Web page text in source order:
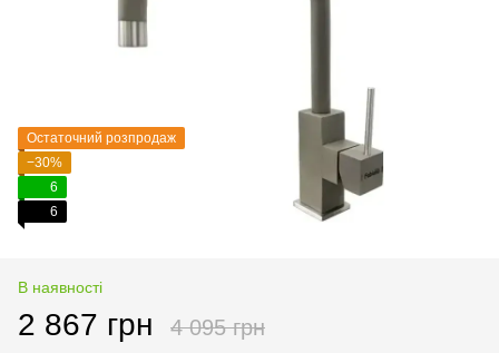
Остаточний розпродаж
−30%
6
6
В наявності
2 867 грн 4 095 грн